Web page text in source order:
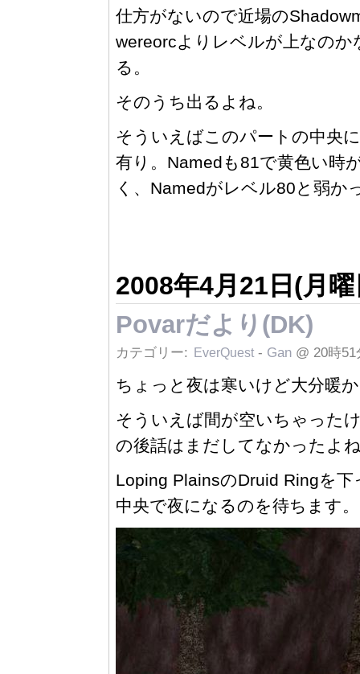
仕方がないので近場の
wereorcよりレベルが上なの
る。
そのうち出るよね。
そういえばこのパートの中央
有り。Namedも81で黄色い時
く、Namedがレベル80と弱か
2008年4月21日(月
Povarだより(DK)
カテゴリー: EverQuest- Gan @ 20時51
ちょっと夜は寒いけど大分暖
そういえば間が空いちゃった
の後話はまだしてなかったよ
Loping PlainsのDruid Ringを
中央で夜になるのを待ちます。